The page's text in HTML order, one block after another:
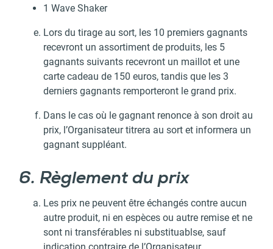
1 Wave Shaker
Lors du tirage au sort, les 10 premiers gagnants
recevront un assortiment de produits, les 5
gagnants suivants recevront un maillot et une
carte cadeau de 150 euros, tandis que les 3
derniers gagnants remporteront le grand prix.
Dans le cas où le gagnant renonce à son droit au
prix, l’Organisateur titrera au sort et informera un
gagnant suppléant.
6. Règlement du prix
Les prix ne peuvent être échangés contre aucun
autre produit, ni en espèces ou autre remise et ne
sont ni transférables ni substituablse, sauf